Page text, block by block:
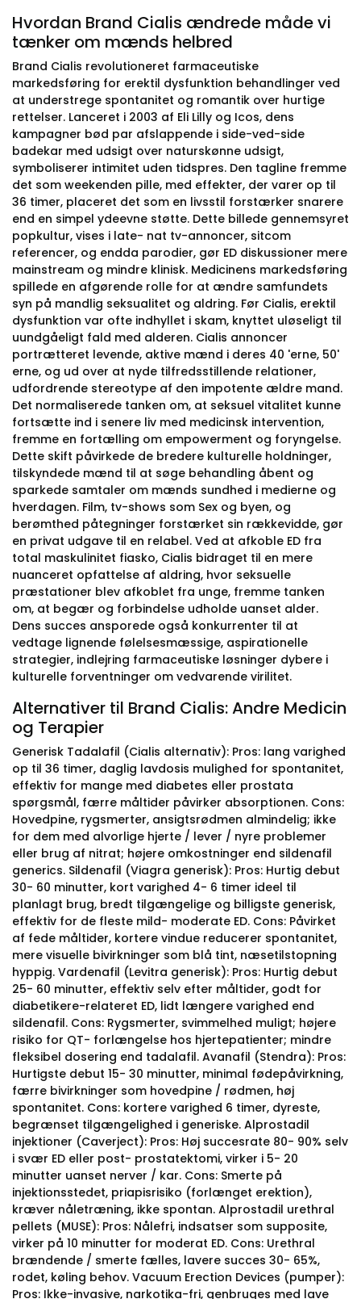
Hvordan Brand Cialis ændrede måde vi
tænker om mænds helbred
Brand Cialis revolutioneret farmaceutiske
markedsføring for erektil dysfunktion behandlinger ved
at understrege spontanitet og romantik over hurtige
rettelser. Lanceret i 2003 af Eli Lilly og Icos, dens
kampagner bød par afslappende i side-ved-side
badekar med udsigt over naturskønne udsigt,
symboliserer intimitet uden tidspres. Den tagline fremme
det som weekenden pille, med effekter, der varer op til
36 timer, placeret det som en livsstil forstærker snarere
end en simpel ydeevne støtte. Dette billede gennemsyret
popkultur, vises i late- nat tv-annoncer, sitcom
referencer, og endda parodier, gør ED diskussioner mere
mainstream og mindre klinisk. Medicinens markedsføring
spillede en afgørende rolle for at ændre samfundets
syn på mandlig seksualitet og aldring. Før Cialis, erektil
dysfunktion var ofte indhyllet i skam, knyttet uløseligt til
uundgåeligt fald med alderen. Cialis annoncer
portrætteret levende, aktive mænd i deres 40 'erne, 50'
erne, og ud over at nyde tilfredsstillende relationer,
udfordrende stereotype af den impotente ældre mand.
Det normaliserede tanken om, at seksuel vitalitet kunne
fortsætte ind i senere liv med medicinsk intervention,
fremme en fortælling om empowerment og foryngelse.
Dette skift påvirkede de bredere kulturelle holdninger,
tilskyndede mænd til at søge behandling åbent og
sparkede samtaler om mænds sundhed i medierne og
hverdagen. Film, tv-shows som Sex og byen, og
berømthed påtegninger forstærket sin rækkevidde, gør
en privat udgave til en relabel. Ved at afkoble ED fra
total maskulinitet fiasko, Cialis bidraget til en mere
nuanceret opfattelse af aldring, hvor seksuelle
præstationer blev afkoblet fra unge, fremme tanken
om, at begær og forbindelse udholde uanset alder.
Dens succes ansporede også konkurrenter til at
vedtage lignende følelsesmæssige, aspirationelle
strategier, indlejring farmaceutiske løsninger dybere i
kulturelle forventninger om vedvarende virilitet.
Alternativer til Brand Cialis: Andre Medicin
og Terapier
Generisk Tadalafil (Cialis alternativ): Pros: lang varighed
op til 36 timer, daglig lavdosis mulighed for spontanitet,
effektiv for mange med diabetes eller prostata
spørgsmål, færre måltider påvirker absorptionen. Cons:
Hovedpine, rygsmerter, ansigtsrødmen almindelig; ikke
for dem med alvorlige hjerte / lever / nyre problemer
eller brug af nitrat; højere omkostninger end sildenafil
generics. Sildenafil (Viagra generisk): Pros: Hurtig debut
30- 60 minutter, kort varighed 4- 6 timer ideel til
planlagt brug, bredt tilgængelige og billigste generisk,
effektiv for de fleste mild- moderate ED. Cons: Påvirket
af fede måltider, kortere vindue reducerer spontanitet,
mere visuelle bivirkninger som blå tint, næsetilstopning
hyppig. Vardenafil (Levitra generisk): Pros: Hurtig debut
25- 60 minutter, effektiv selv efter måltider, godt for
diabetikere-relateret ED, lidt længere varighed end
sildenafil. Cons: Rygsmerter, svimmelhed muligt; højere
risiko for QT- forlængelse hos hjertepatienter; mindre
fleksibel dosering end tadalafil. Avanafil (Stendra): Pros:
Hurtigste debut 15- 30 minutter, minimal fødepåvirkning,
færre bivirkninger som hovedpine / rødmen, høj
spontanitet. Cons: kortere varighed 6 timer, dyreste,
begrænset tilgængelighed i generiske. Alprostadil
injektioner (Caverject): Pros: Høj succesrate 80- 90% selv
i svær ED eller post- prostatektomi, virker i 5- 20
minutter uanset nerver / kar. Cons: Smerte på
injektionsstedet, priapisrisiko (forlænget erektion),
kræver nåletræning, ikke spontan. Alprostadil urethral
pellets (MUSE): Pros: Nålefri, indsatser som supposite,
virker på 10 minutter for moderat ED. Cons: Urethral
brændende / smerte fælles, lavere succes 30- 65%,
rodet, køling behov. Vacuum Erection Devices (pumper):
Pros: Ikke-invasive, narkotika-fri, genbruges med lave